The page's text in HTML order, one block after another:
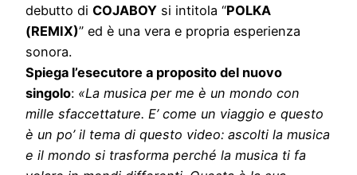
debutto di COJABOY si intitola “POLKA
(REMIX)” ed è una vera e propria esperienza
sonora.
Spiega l’esecutore a proposito del nuovo
singolo: «La musica per me è un mondo con
mille sfaccettature. E’ come un viaggio e questo
è un po’ il tema di questo video: ascolti la musica
e il mondo si trasforma perché la musica ti fa